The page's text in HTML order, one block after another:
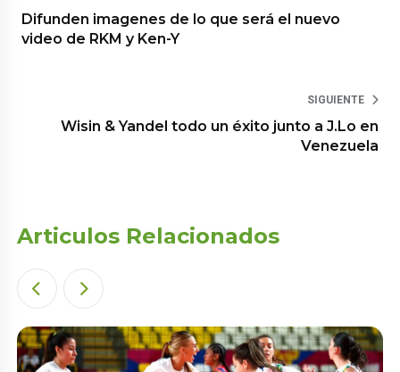
Difunden imagenes de lo que será el nuevo
video de RKM y Ken-Y
SIGUIENTE
Wisin & Yandel todo un éxito junto a J.Lo en
Venezuela
Articulos Relacionados